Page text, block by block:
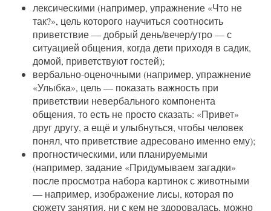
лексическими (например, упражнение «Что не
так?», цель которого научиться соотносить
приветствие — добрый день/вечер/утро — с
ситуацией общения, когда дети приходя в садик,
домой, приветствуют гостей);
вербально-оценочными (например, упражнение
«Улыбка», цель — показать важность при
приветствии невербального компонента
общения, то есть не просто сказать: «Привет»
друг другу, а ещё и улыбнуться, чтобы человек
понял, что приветствие адресовано именно ему);
прогностическими, или планируемыми
(например, задание «Придумываем загадки»
после просмотра набора картинок с животными
— например, изображение лисы, которая по
сюжету занятия, ни с кем не здоровалась, можно